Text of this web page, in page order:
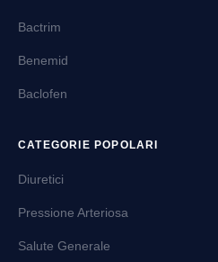
Bactrim
Benemid
Baclofen
CATEGORIE POPOLARI
Diuretici
Pressione Arteriosa
Salute Generale